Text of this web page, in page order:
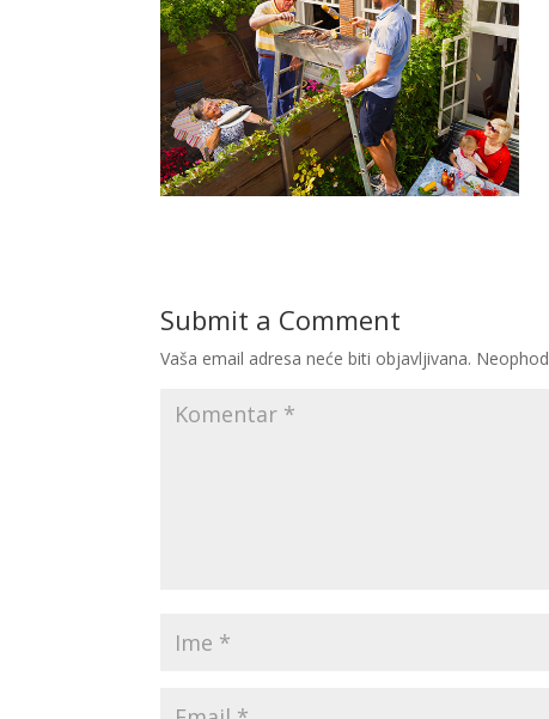
Submit a Comment
Vaša email adresa neće biti objavljivana.